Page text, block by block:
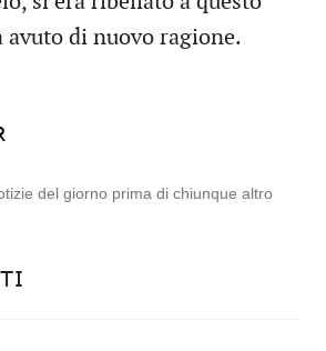
avuto di nuovo ragione.
del giorno prima di chiunque altro